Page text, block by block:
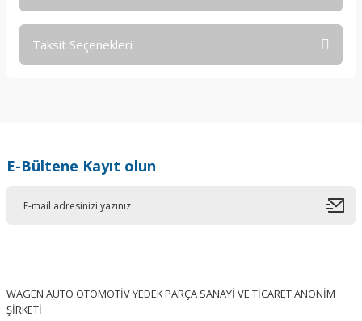
Taksit Seçenekleri
E-Bültene Kayıt olun
WAGEN AUTO OTOMOTİV YEDEK PARÇA SANAYİ VE TİCARET ANONİM
ŞİRKETİ